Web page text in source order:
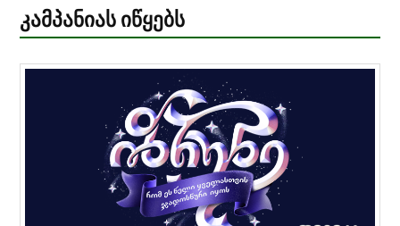
კამპანიას იწყებს